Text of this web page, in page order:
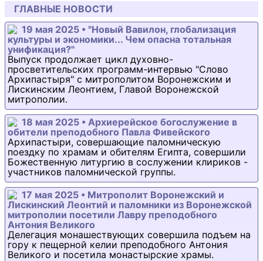
ГЛАВНЫЕ НОВОСТИ
19 мая 2025 • "Новый Вавилон, глобализация
культуры и экономики... Чем опасна тотальная
унификация?"
Выпуск продолжает цикл духовно-
просветительских программ-интервью "Слово
Архипастыря" с митрополитом Воронежским и
Лискинским Леонтием, Главой Воронежской
митрополии.
18 мая 2025 • Архиерейское богослужение в
обители преподобного Павла Фивейского
Архипастыри, совершающие паломническую
поездку по храмам и обителям Египта, совершили
Божественную литургию в сослужении клириков -
участников паломнической группы.
17 мая 2025 • Митрополит Воронежский и
Лискинский Леонтий и паломники из Воронежской
митрополии посетили Лавру преподобного
Антония Великого
Делегация монашествующих совершила подъем на
гору к пещерной келии преподобного Антония
Великого и посетила монастырские храмы.